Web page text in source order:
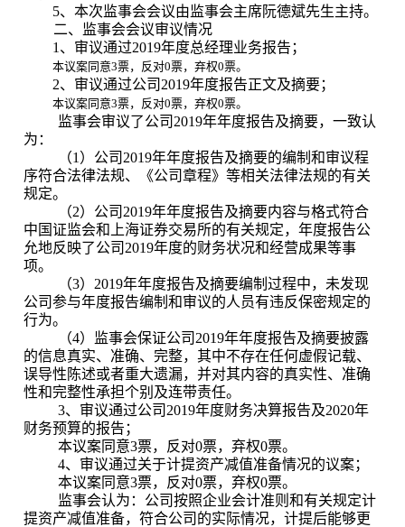
5、本次监事会会议由监事会主席阮德斌先生主持。
二、监事会会议审议情况
1 、审议通过2019年度总经理业务报告；
本议案同意3票，反对0票，弃权0票。
2、审议通过公司 2019年度报告正文及摘要；
本议案同意3票，反对0票，弃权0票。
监事会审议了公司 2019年年度报告及摘要，一致认
为：
（1 ）公司 2019年年度报告及摘要的编制和审议程
序符合法律法规、《公司章程》等相关法律法规的有关
规定。
（2）公司 2019年年度报告及摘要内容与格式符合
中国证监会和上海证券交易所的有关规定，年度报告公
允地反映了公司 2019年度的财务状况和经营成果等事
项。
（3） 2019年年度报告及摘要编制过程中，未发现
公司参与年度报告编制和审议的人员有违反保密规定的
行为。
（4）监事会保证公司 2019年年度报告及摘要披露
的信息真实、准确、完整，其中不存在任何虚假记载、
误导性陈述或者重大遗漏，并对其内容的真实性、准确
性和完整性承担个别及连带责任。
3、审议通过公司 2019年度财务决算报告及2020年
财务预算的报告；
本议案同意3票，反对0票，弃权0票。
4、审议通过关于计提资产减值准备情况的议案；
本议案同意3票，反对0票，弃权0票。
监事会认为：公司按照企业会计准则和有关规定计
提资产减值准备，符合公司的实际情况，计提后能够更